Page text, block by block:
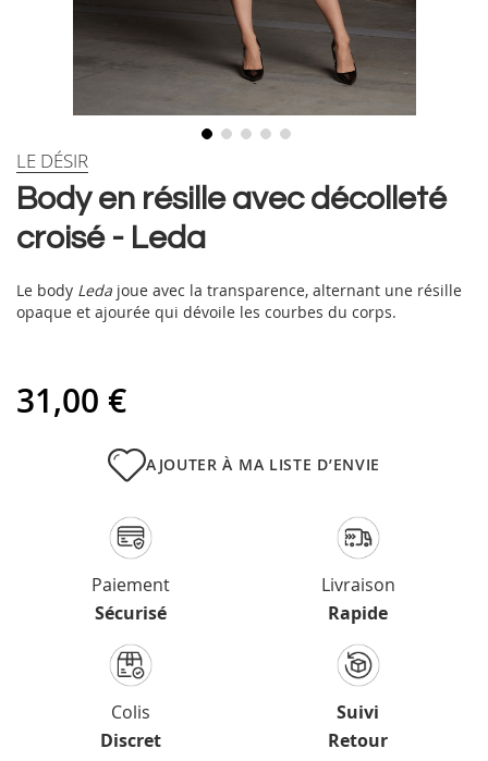
Skip
the
beginning
images
gallery
Body en résille avec décolleté
croisé - Leda
LE DÉSIR
Le body Leda joue avec la transparence, alternant une résille
opaque et ajourée qui dévoile les courbes du corps.
31,00 €
AJOUTER À MA LISTE D’ENVIE
Paiement
Sécurisé
Livraison
Rapide
Colis
Discret
Suivi
Retour